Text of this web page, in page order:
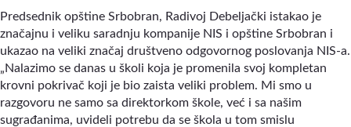
Predsednik opštine Srbobran, Radivoj Debeljački istakao je
značajnu i veliku saradnju kompanije NIS i opštine Srbobran i
ukazao na veliki značaj društveno odgovornog poslovanja NIS-a.
„Nalazimo se danas u školi koja je promenila svoj kompletan
krovni pokrivač koji je bio zaista veliki problem. Mi smo u
razgovoru ne samo sa direktorkom škole, već i sa našim
sugrađanima, uvideli potrebu da se škola u tom smislu